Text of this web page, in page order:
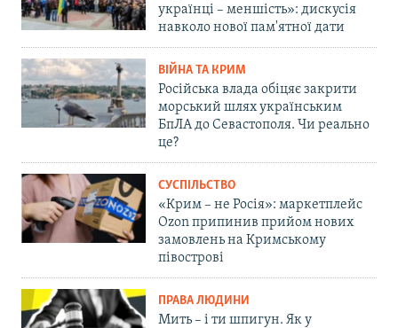
українці – меншість»: дискусія
навколо нової пам'ятної дати
ВІЙНА ТА КРИМ
Російська влада обіцяє закрити
морський шлях українським
БпЛА до Севастополя. Чи реально
це?
СУСПІЛЬСТВО
«Крим – не Росія»: маркетплейс
Ozon припинив прийом нових
замовлень на Кримському
півострові
ПРАВА ЛЮДИНИ
Мить – і ти шпигун. Як у